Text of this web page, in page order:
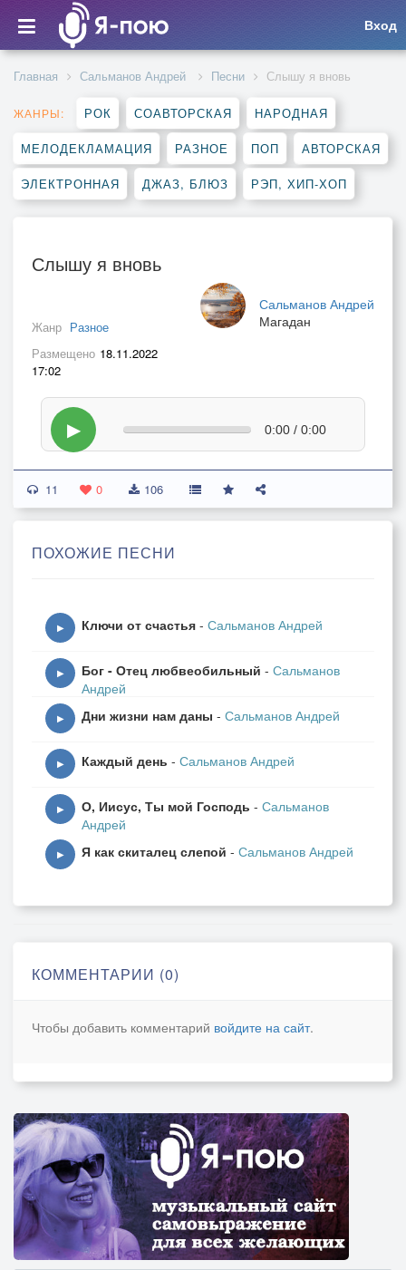
Вход
Главная Сальманов Андрей Песни Слышу я вновь
ЖАНРЫ: РОК СОАВТОРСКАЯ НАРОДНАЯ
МЕЛОДЕКЛАМАЦИЯ РАЗНОЕ ПОП АВТОРСКАЯ
ЭЛЕКТРОННАЯ ДЖАЗ, БЛЮЗ РЭП, ХИП-ХОП
Слышу я вновь
Сальманов Андрей
Магадан
Жанр Разное
Размещено 18.11.2022
17:02
▶ 0:00 / 0:00
11 0 106
ПОХОЖИЕ ПЕСНИ
▶ Ключи от счастья - Сальманов Андрей
▶ Бог - Отец любвеобильный - Сальманов
Андрей
▶ Дни жизни нам даны - Сальманов Андрей
▶ Каждый день - Сальманов Андрей
▶ О, Иисус, Ты мой Господь - Сальманов
Андрей
▶ Я как скиталец слепой - Сальманов Андрей
КОММЕНТАРИИ (0)
Чтобы добавить комментарий войдите на сайт.